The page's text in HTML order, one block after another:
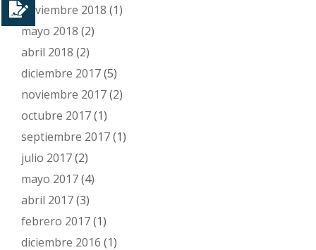
noviembre 2018 (1)
mayo 2018 (2)
abril 2018 (2)
diciembre 2017(5)
noviembre 2017(2)
octubre 2017(1)
septiembre 2017(1)
julio 2017(2)
mayo 2017(4)
abril 2017(3)
febrero 2017(1)
diciembre 2016 (1)